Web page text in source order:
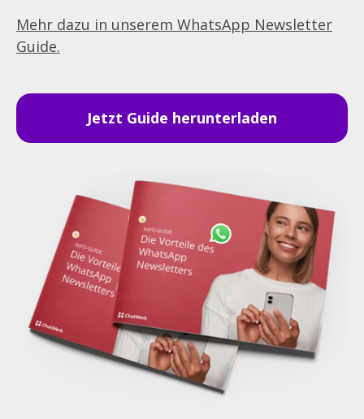
Mehr dazu in unserem WhatsApp Newsletter
Guide.
Jetzt Guide herunterladen